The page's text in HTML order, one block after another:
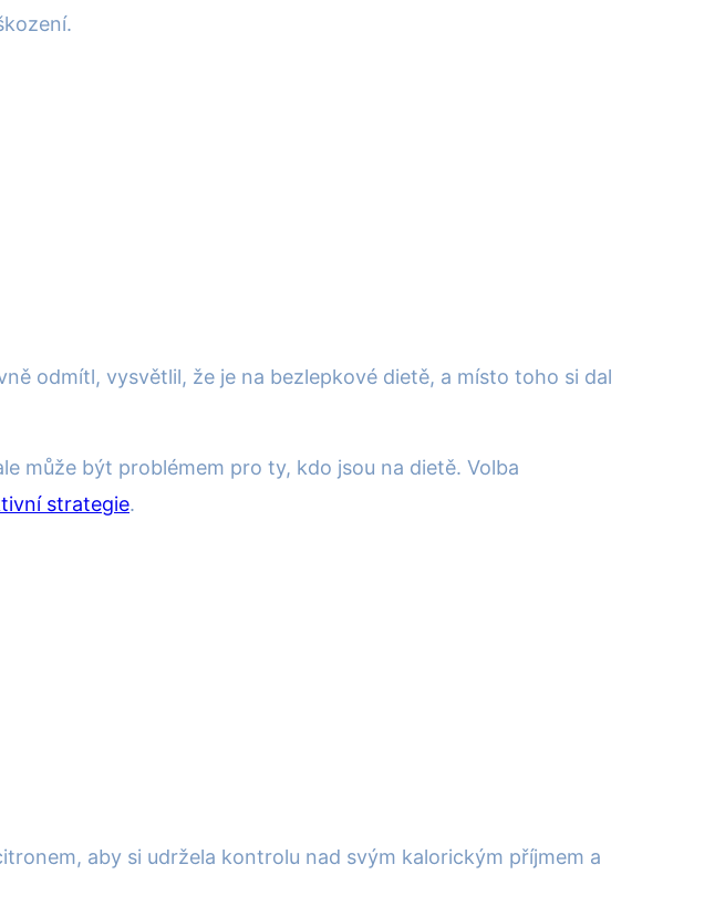
odmítl, vysvětlil, že je na bezlepkové dietě, a místo toho si dal
může být problémem pro ty, kdo jsou na dietě. Volba
strategie.
aby si udržela kontrolu nad svým kalorickým příjmem a